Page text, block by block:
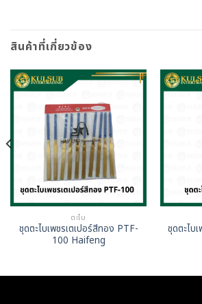
สินค้าที่เกี่ยวข้อง
ตะไบ
ชุดตะไบเพชรเตเปอร์สีทอง PTF-
100 Haifeng
ชุดตะไบ